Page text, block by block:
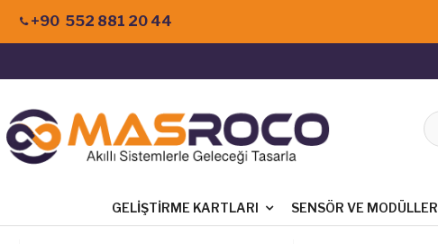
+90 552 881 20 44
GELIŞTIRME KARTLARI SENSÖR VE MODÜLLER